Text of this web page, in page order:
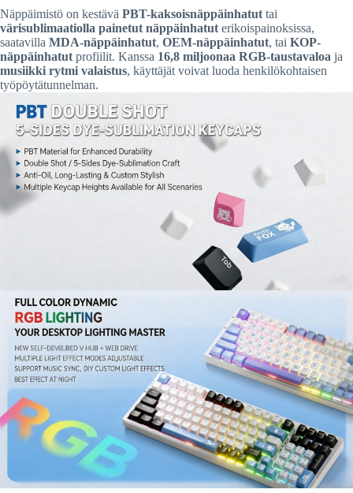
Näppäimistö on kestävä PBT-kaksoisnäppäinhatut tai
värisublimaatiolla painetut näppäinhatut erikoispainoksissa,
saatavilla MDA-näppäinhatut, OEM-näppäinhatut, tai KOP-
näppäinhatut profiilit. Kanssa 16,8 miljoonaa RGB-taustavaloa ja
musiikki rytmi valaistus, käyttäjät voivat luoda henkilökohtaisen
työpöytätunnelman.